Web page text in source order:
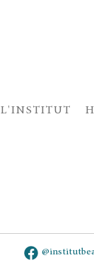
L'INSTITUT